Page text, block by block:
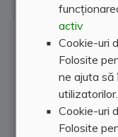
activ
Cookie-uri
Folosite
ne ajuta
utilizatorilor.
Cookie-uri
Folosite
Locatie